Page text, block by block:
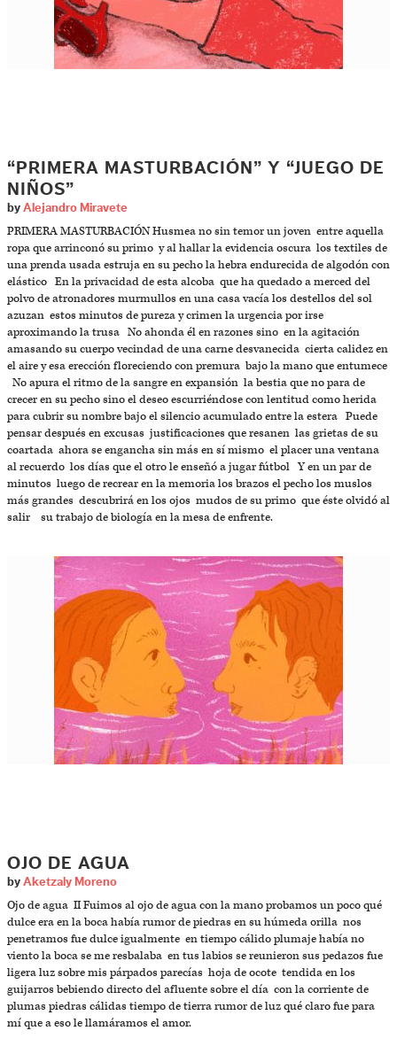
“PRIMERA MASTURBACIÓN” Y “JUEGO DE
NIÑOS”
by Alejandro Miravete
PRIMERA MASTURBACIÓN Husmea no sin temor un joven entre aquella
ropa que arrinconó su primo y al hallar la evidencia oscura los textiles de
una prenda usada estruja en su pecho la hebra endurecida de algodón con
elástico En la privacidad de esta alcoba que ha quedado a merced del
polvo de atronadores murmullos en una casa vacía los destellos del sol
azuzan estos minutos de pureza y crimen la urgencia por irse
aproximando la trusa No ahonda él en razones sino en la agitación
amasando su cuerpo vecindad de una carne desvanecida cierta calidez en
el aire y esa erección floreciendo con premura bajo la mano que entumece
No apura el ritmo de la sangre en expansión la bestia que no para de
crecer en su pecho sino el deseo escurriéndose con lentitud como herida
para cubrir su nombre bajo el silencio acumulado entre la estera Puede
pensar después en excusas justificaciones que resanen las grietas de su
coartada ahora se engancha sin más en sí mismo el placer una ventana
al recuerdo los días que el otro le enseñó a jugar fútbol Y en un par de
minutos luego de recrear en la memoria los brazos el pecho los muslos
más grandes descubrirá en los ojos mudos de su primo que éste olvidó al
salir su trabajo de biología en la mesa de enfrente.
OJO DE AGUA
by Aketzaly Moreno
Ojo de agua II Fuimos al ojo de agua con la mano probamos un poco qué
dulce era en la boca había rumor de piedras en su húmeda orilla nos
penetramos fue dulce igualmente en tiempo cálido plumaje había no
viento la boca se me resbalaba en tus labios se reunieron sus pedazos fue
ligera luz sobre mis párpados parecías hoja de ocote tendida en los
guijarros bebiendo directo del afluente sobre el día con la corriente de
plumas piedras cálidas tiempo de tierra rumor de luz qué claro fue para
mí que a eso le llamáramos el amor.